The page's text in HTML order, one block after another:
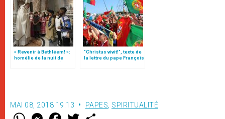
« Revenir à Bethléem! »:
homélie de la nuit de
Noël (texte complet)
"Christus vivit!", texte de
la lettre du pape François
MAI 08, 2018 19:13 PAPES SPIRITUALITÉ
W M F